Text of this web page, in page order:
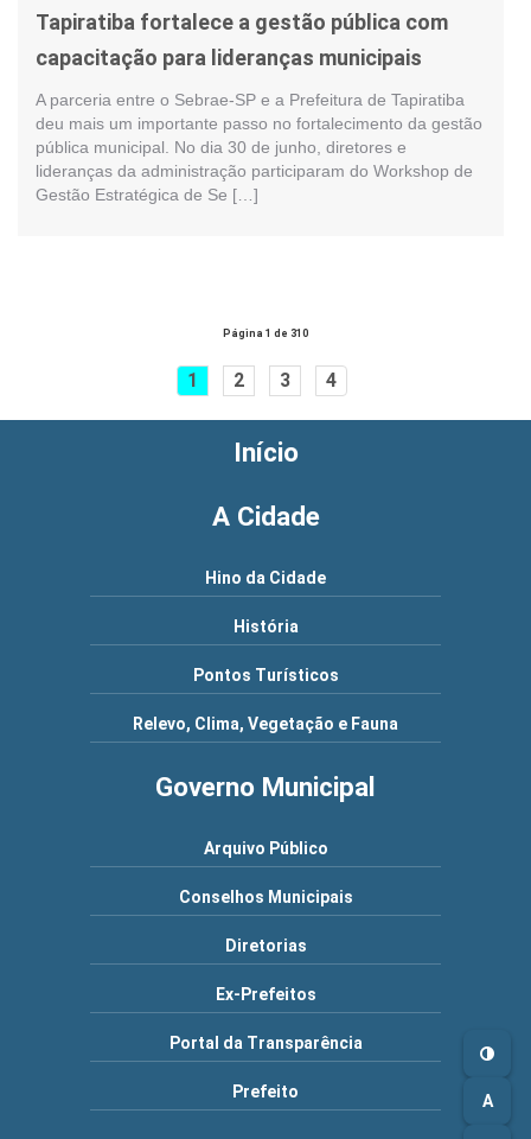
A
Tapiratiba fortalece a gestão pública com
capacitação para lideranças municipais
A parceria entre o Sebrae-SP e a Prefeitura de Tapiratiba
deu mais um importante passo no fortalecimento da gestão
pública municipal. No dia 30 de junho, diretores e
lideranças da administração participaram do Workshop de
Gestão Estratégica de Se […]
Página 1 de 310
1 2 3 4
Início
A Cidade
Hino da Cidade
História
Pontos Turísticos
Relevo, Clima, Vegetação e Fauna
Governo Municipal
Arquivo Público
Conselhos Municipais
Diretorias
Ex-Prefeitos
Portal da Transparência
Prefeito